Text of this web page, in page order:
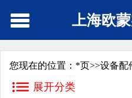
上海欧
您现在的位置： *页>>设备配
展开分类